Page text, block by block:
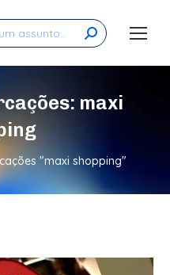
maxi
"maxi shopping"